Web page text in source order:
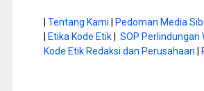
Tentang Kami Pedoman Media
Etika Kode Etik| SOP Perlindungan
Kode Etik Redaksi dan Perusahaan